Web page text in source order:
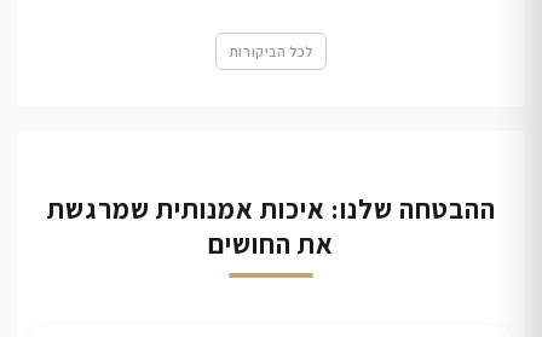
לכל הביקורות
ההבטחה שלנו: איכות אמנותית שמרגשת
את החושים